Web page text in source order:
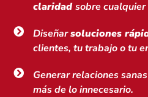
claridadsobre cualquier
Diseñarsoluciones
clientes, tu trabajo o tu
Generar relaciones
más de lo innecesario.